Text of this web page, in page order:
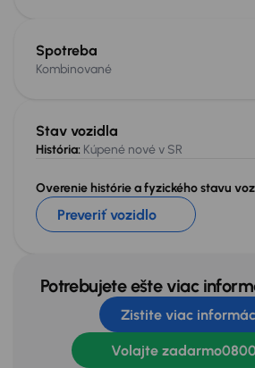
Stav vozidla
História: Kúpené nové v SR
Overenie histórie a fyzického stavu
Preveriť vozidlo
Spotreba
Kombinované
Potrebujete ešte viac
Zistite viac
Volajte zadarmo